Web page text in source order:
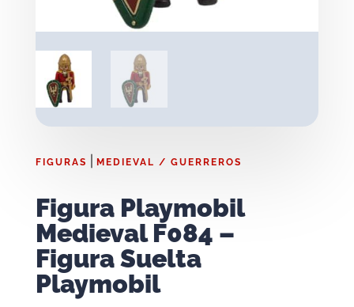
FIGURAS MEDIEVAL / GUERREROS
Figura Playmobil
Medieval F084 –
Figura Suelta
Playmobil